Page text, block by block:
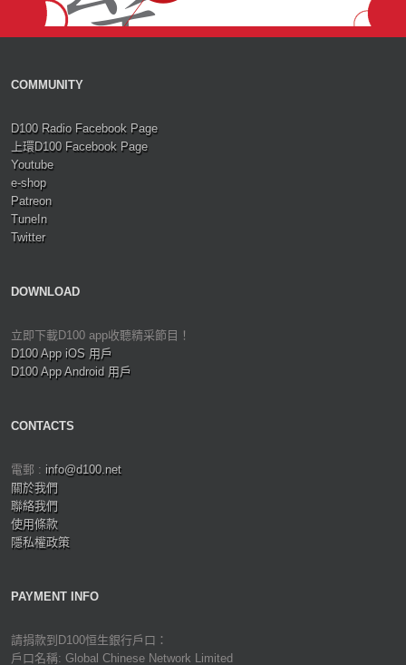
COMMUNITY
D100 Radio Facebook Page
上環D100 Facebook Page
Youtube
e-shop
Patreon
TuneIn
Twitter
DOWNLOAD
立即下載D100 app收聽精采節目！
D100 App iOS 用戶
D100 App Android 用戶
CONTACTS
電郵 : info@d100.net
關於我們
聯絡我們
使用條款
隱私權政策
PAYMENT INFO
請捐款到D100恒生銀行戶口：
戶口名稱: Global Chinese Network Limited